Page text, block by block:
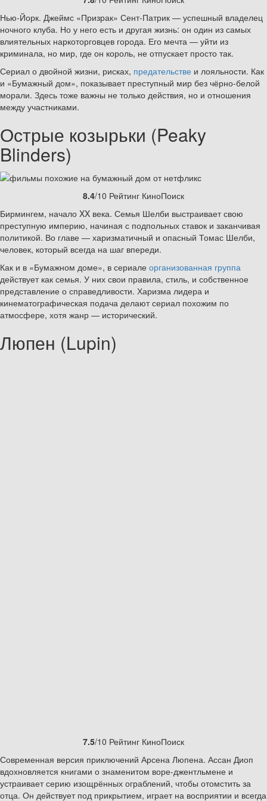
Нью-Йорк. Джеймс «Призрак» Сент-Патрик — успешный владелец
ночного клуба. Но у него есть и другая жизнь: он один из самых
влиятельных наркоторговцев города. Его мечта — уйти из
криминала, но мир, где он король, не отпускает просто так.
Сериал о двойной жизни, рисках, предательстве и лояльности. Как
и «Бумажный дом», показывает преступный мир без чёрно-белой
морали. Здесь тоже важны не только действия, но и отношения
между участниками.
Острые козырьки (Peaky
Blinders)
8.4/10 Рейтинг КиноПоиск
Бирмингем, начало XX века. Семья Шелби выстраивает свою
преступную империю, начиная с подпольных ставок и заканчивая
политикой. Во главе — харизматичный и опасный Томас Шелби,
человек, который всегда на шаг впереди.
Как и в «Бумажном доме», в сериале организованная группа
действует как семья. У них свои правила, стиль, и собственное
представление о справедливости. Харизма лидера и
кинематографическая подача делают сериал похожим по
атмосфере, хотя жанр — исторический.
Люпен (Lupin)
7.5/10 Рейтинг КиноПоиск
Современная версия приключений Арсена Люпена. Ассан Диоп
вдохновляется книгами о знаменитом воре-джентльмене и
устраивает серию изощрённых ограблений, чтобы отомстить за
отца. Он действует под прикрытием, играет на восприятии и всегда